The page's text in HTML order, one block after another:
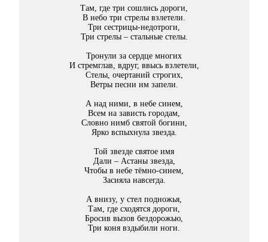
Там, где три сошлись дороги,
В небо три стрелы взлетели.
Три сестрицы-недотроги,
Три стрелы – стальные стелы.
Тронули за сердце многих
И стремглав, вдруг, ввысь взлетели,
Стелы, очертаний строгих,
Ветры песни им запели.
А над ними, в небе синем,
Всем на зависть городам,
Словно нимб святой богини,
Ярко вспыхнула звезда.
Той звезде святое имя
Дали – Астаны звезда,
Чтобы в небе тёмно-синем,
Засияла навсегда.
А внизу, у стел подножья,
Там, где сходятся дороги,
Бросив вызов бездорожью,
Три коня вздыбили ноги.